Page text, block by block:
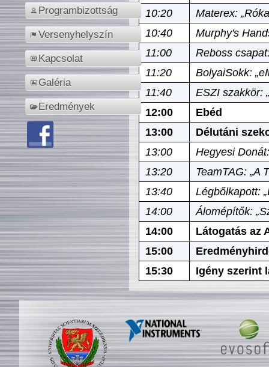
Programbizottság
Versenyhelyszín
Kapcsolat
Galéria
Eredmények
10:20
Materex:
10:40
Murphy's
11:00
Reboss
11:20
BolyaiSokk:
11:40
ESZI szakkör:
12:00
Ebéd
13:00
Délutáni
13:00
Hegyesi
13:20
TeamTAG: „A
13:40
Légbőlkapott:
14:00
Álomépítők:
14:00
Látogatás az
15:00
15:30
Igény szerint